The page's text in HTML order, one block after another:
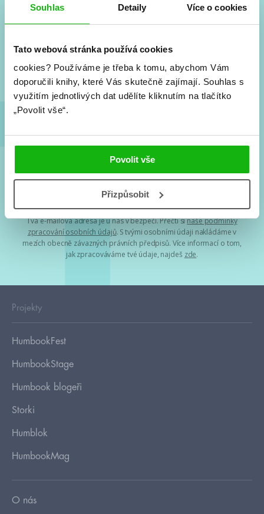
Souhlas Detaily Více o cookies
Tato webová stránka používá cookies
cookies? Používáme je třeba k tomu, abychom Vám
doporučili knihy, které Vás skutečně zajímají. Souhlas s
využitím jednotlivých dat udělíte kliknutím na tlačítko
„Povolit vše“.
Povolit vše
Přizpůsobit
#HumbookNews
Nové knihy, co se chystá, kvízy, soutěže, autoři, filmové
a seriálové adaptace a další.
Souhlasím spodmínkami zpracování osobních údajů
Tvá e-mailová adresa je u nás v bezpečí. Přečti sinaše podmínky
zpracování osobních údajů. S tvými osobními údaji nakládáme v
mezích obecně závazných právních předpisů. Více informací o tom,
jak zpracováváme tvé údaje, najdeš zde.
Projekty
HumbookFest
HumbookStage
Humbook blogeři
Storki
Humblok
HumbookMag
O nás